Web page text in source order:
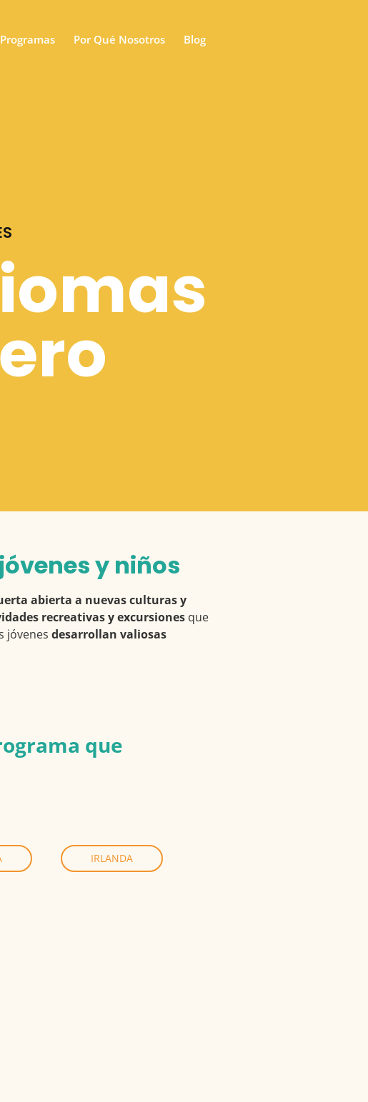
Programas Por Qué Nosotros Blog
y niños
abierta a nuevas culturas y
recreativas y excursiones que
jóvenes desarrollan valiosas
que
IRLANDA